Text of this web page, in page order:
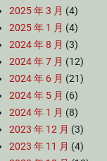
2025 年 3 月 (4)
2025 年 1 月 (4)
2024 年 8 月 (3)
2024 年 7 月 (12)
2024 年 6 月 (21)
2024 年 5 月 (6)
2024 年 1 月 (8)
2023 年 12 月 (3)
2023 年 11 月 (4)